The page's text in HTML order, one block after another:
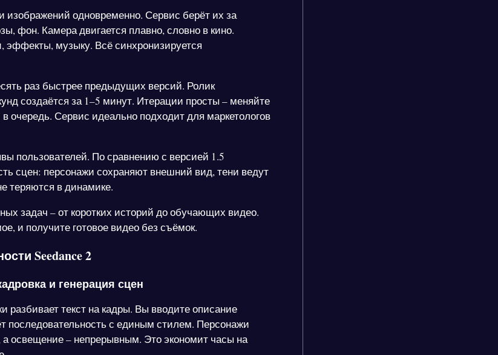
изображений одновременно. Сервис берёт их за
фон. Камера двигается плавно, словно в кино.
эффекты, музыку. Всё синхронизируется
раз быстрее предыдущих версий. Ролик
создаётся за 1–5 минут. Итерации просты – меняйте
в очередь. Сервис идеально подходит для маркетологов
пользователей. По сравнению с версией 1.5
сцен: персонажи сохраняют внешний вид, тени ведут
теряются в динамике.
задач – от коротких историй до обучающих видео.
и получите готовое видео без съёмок.
Seedance 2
и генерация сцен
разбивает текст на кадры. Вы вводите описание
последовательность с единым стилем. Персонажи
освещение – непрерывным. Это экономит часы на